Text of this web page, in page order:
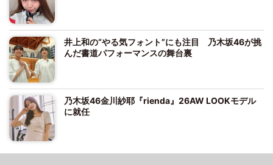
井上和の“やる気フォント”にも注目 乃木坂46が挑
んだ書道パフォーマンスの舞台裏
乃木坂46金川紗耶『rienda』26AW LOOKモデル
に就任